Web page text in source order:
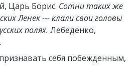
Царь Борис. Сотни таких же
Ленек --- клали свои головы
полях. Лебеденко,
себя побежденным,